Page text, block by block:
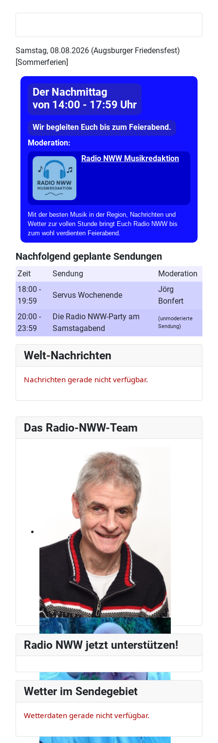
Das Radio-NWW-Team
Jürg Weber
Radiomann, schon seit den frühen
80ern.
Radio NWW jetzt unterstützen!
Wetter im Sendegebiet
Wetterdaten gerade nicht verfügbar.
Samstag, 08.08.2026 (Augsburger Friedensfest)
[Sommerferien]
Der Nachmittag
von 14:00 - 17:59 Uhr
Wir begleiten Euch bis zum Feierabend.
Moderation:
Radio NWW Musikredaktion
Mit der besten Musik in der Region, Nachrichten und
Wetter zur vollen Stunde bringt Euch Radio NWW bis
zum wohl verdienten Feierabend.
Nachfolgend geplante Sendungen
Zeit Sendung
Moderation
18:00 -
19:59
Servus Wochenende
Jörg
Bonfert
20:00 -
23:59
Die Radio NWW-Party am
Samstagabend
(unmoderierte
Sendung)
Welt-Nachrichten
Nachrichten gerade nicht verfügbar.